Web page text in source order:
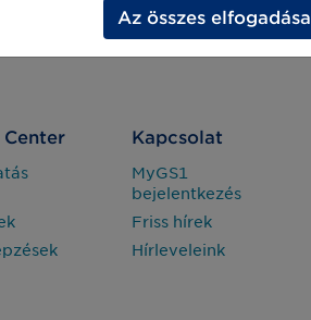
Kapcsolat
MyGS1
bejelentkezés
Friss hírek
Hírleveleink
Az összes elfogadása